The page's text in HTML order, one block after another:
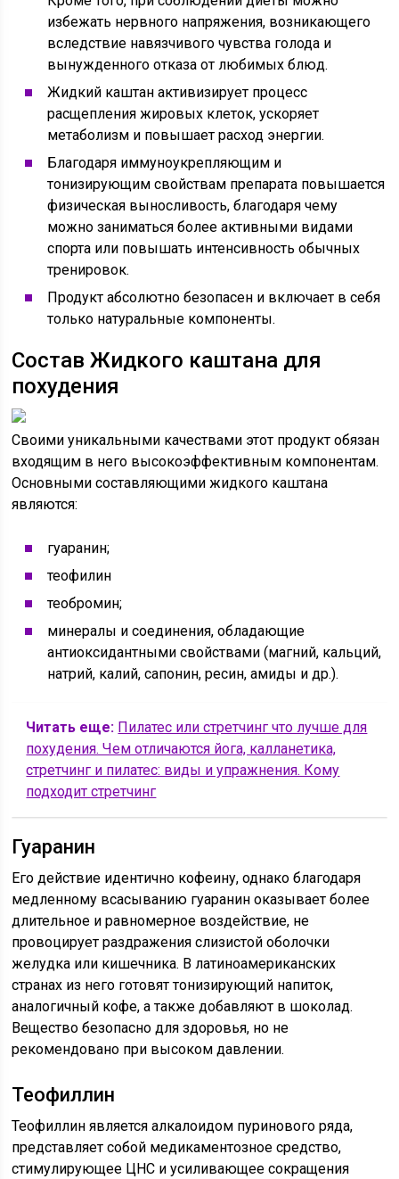
избежать нервного напряжения, возникающего
вследствие навязчивого чувства голода и
вынужденного отказа от любимых блюд.
Жидкий каштан активизирует процесс
расщепления жировых клеток, ускоряет
метаболизм и повышает расход энергии.
Благодаря иммуноукрепляющим и
тонизирующим свойствам препарата повышается
физическая выносливость, благодаря чему
можно заниматься более активными видами
спорта или повышать интенсивность обычных
тренировок.
Продукт абсолютно безопасен и включает в себя
только натуральные компоненты.
Состав Жидкого каштана для
похудения
Своими уникальными качествами этот продукт обязан
входящим в него высокоэффективным компонентам.
Основными составляющими жидкого каштана
являются:
гуаранин;
теофилин
теобромин;
минералы и соединения, обладающие
антиоксидантными свойствами (магний, кальций,
натрий, калий, сапонин, ресин, амиды и др.).
Читать еще: Пилатес или стретчинг что лучше для
похудения. Чем отличаются йога, калланетика,
стретчинг и пилатес: виды и упражнения. Кому
подходит стретчинг
Гуаранин
Его действие идентично кофеину, однако благодаря
медленному всасыванию гуаранин оказывает более
длительное и равномерное воздействие, не
провоцирует раздражения слизистой оболочки
желудка или кишечника. В латиноамериканских
странах из него готовят тонизирующий напиток,
аналогичный кофе, а также добавляют в шоколад.
Вещество безопасно для здоровья, но не
рекомендовано при высоком давлении.
Теофиллин
Теофиллин является алкалоидом пуринового ряда,
представляет собой медикаментозное средство,
стимулирующее ЦНС и усиливающее сокращения